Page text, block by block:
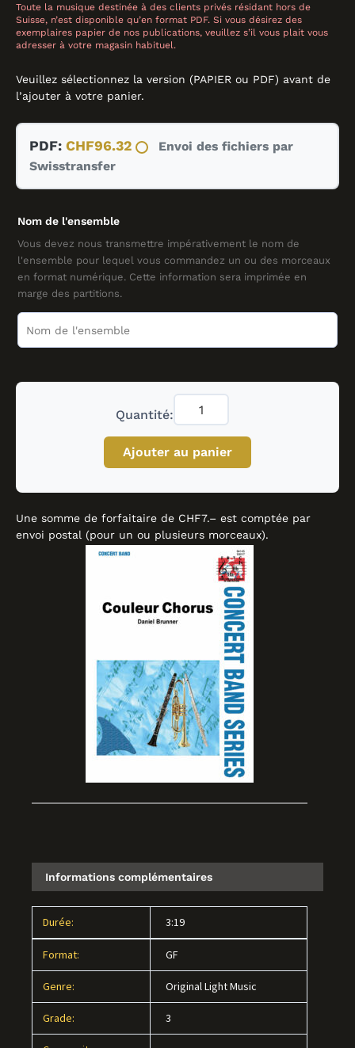
Informations complémentaires
Durée: 3:19
Format: GF
Genre: Original Light Music
Grade: 3
Toute la musique destinée à des clients privés résidant hors de
Suisse, n’est disponible qu’en format PDF. Si vous désirez des
exemplaires papier de nos publications, veuillez s’il vous plait vous
adresser à votre magasin habituel.
Veuillez sélectionnez la version (PAPIER ou PDF) avant de
l’ajouter à votre panier.
PDF: CHF96.32
Envoi des fichiers par
Swisstransfer
Nom de l'ensemble
Vous devez nous transmettre impérativement le nom de
l'ensemble pour lequel vous commandez un ou des morceaux
en format numérique. Cette information sera imprimée en
marge des partitions.
Quantité:
quantité
de
Chorus,
Daniel
Brunner
Ajouter au panier
Une somme de forfaitaire de CHF7.– est comptée par
envoi postal (pour un ou plusieurs morceaux).